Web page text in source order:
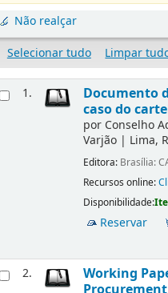
Não realçar
Selecionar tudo
Limpar
1.
Documento
caso do
por Conselho
Varjão | Lima,
Editora: Brasília:
Recursos online:
Disponibilidade:
Reservar
2.
Working